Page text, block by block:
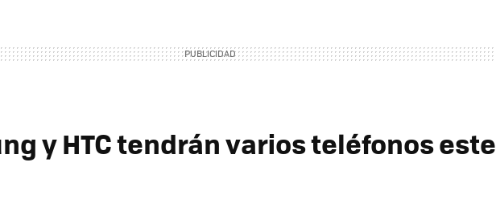
y HTC tendrán varios teléfonos este